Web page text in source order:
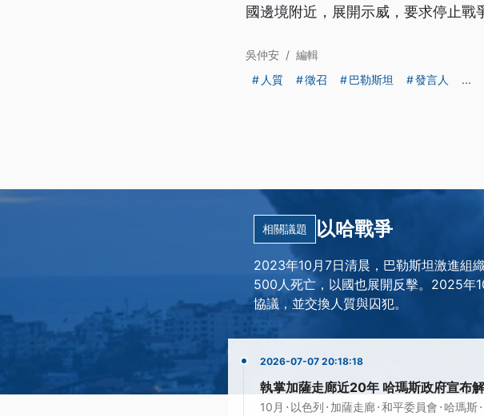
國邊境附近，展開示威，要求停止戰
吳仲安 / 編輯
人質
徵召 巴勒斯坦 發言人 ...
相關議題 以哈戰爭
2023年10月7日清晨，巴勒斯坦激進組
500人死亡，以國也展開反擊。2025年
協議，並交換人質與囚犯。
2026-07-07 20:18:18
執掌加薩走廊近20年 哈瑪斯政府宣布
10月 · 以色列 · 加薩走廊·和平委員會 · 哈瑪斯·